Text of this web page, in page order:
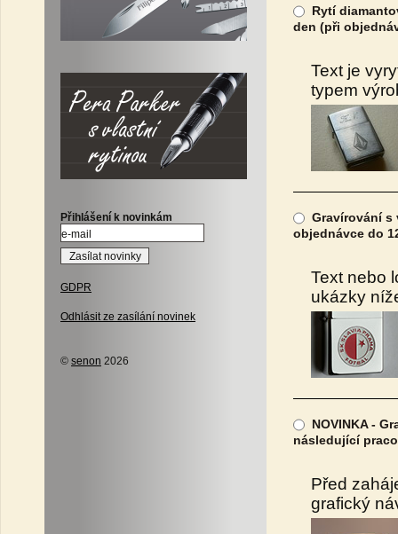
Přihlášení k novinkám
GDPR
Odhlásit ze zasílání novinek
© senon 2026
Rytí
den (při
Text je
typem
Gravírování s
objednávce do
Text nebo
ukázky
NOVINKA -
následující
Před
grafický